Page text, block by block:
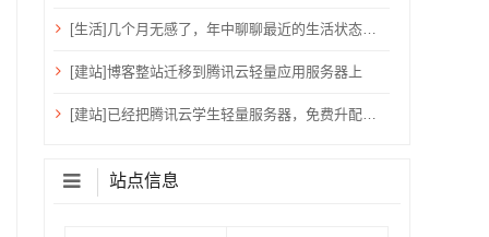
[生活]几个月无感了，年中聊聊最近的生活状态吧！
[建站]博客整站迁移到腾讯云轻量应用服务器上
[建站]已经把腾讯云学生轻量服务器，免费升配到：2核心、4G内存、6M带宽、80G硬盘、1200G流量
站点信息